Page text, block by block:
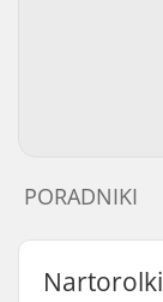
PORADNIKI
Nartorolki